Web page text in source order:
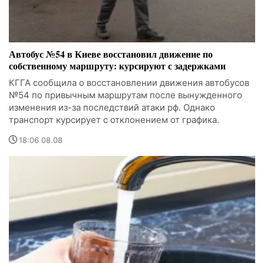
Автобус №54 в Киеве восстановил движение по
собственному маршруту: курсируют с задержками
КГГА сообщила о восстановлении движения автобусов
№54 по привычным маршрутам после вынужденного
изменения из-за последствий атаки рф. Однако
транспорт курсирует с отклонением от графика.
18:06 08.08